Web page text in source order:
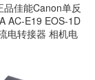
品佳能Canon单反
AC-E19 EOS-1D
电转接器 相机电